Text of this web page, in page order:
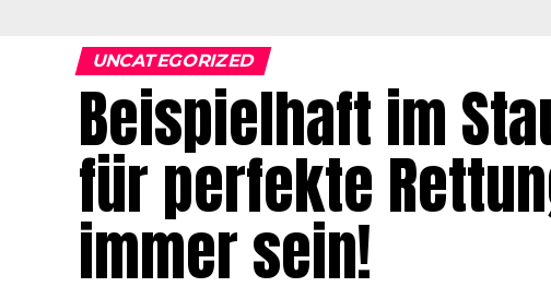
UNCATEGORIZED
Beispielhaft im
für perfekte
immer sein!